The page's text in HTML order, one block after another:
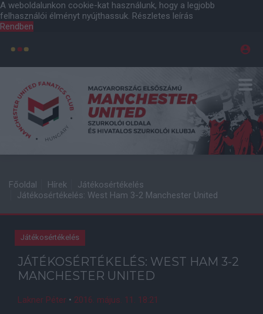
A weboldalunkon cookie-kat használunk, hogy a legjobb
felhasználói élményt nyújthassuk. Részletes leírás
Rendben
Főoldal Hírek
Játékosértékelés
Játékosértékelés: West Ham 3-2 Manchester United
Játékosértékelés
JÁTÉKOSÉRTÉKELÉS: WEST HAM 3-2
MANCHESTER UNITED
Lakner Péter • 2016. május. 11. 18:21